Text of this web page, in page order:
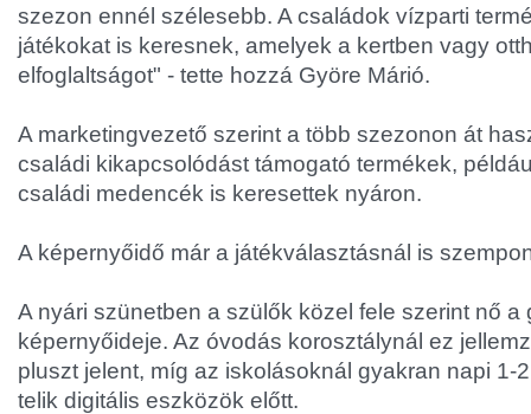
szezon ennél szélesebb. A családok vízparti
játékokat is keresnek, amelyek a kertben vagy
elfoglaltságot" - tette hozzá Györe Márió.
A marketingvezető szerint a több szezonon át
családi kikapcsolódást támogató termékek,
családi medencék is keresettek nyáron.
A képernyőidő már a játékválasztásnál is
A nyári szünetben a szülők közel fele szerint nő a
képernyőideje. Az óvodás korosztálynál ez
pluszt jelent, míg az iskolásoknál gyakran napi 1-
telik digitális eszközök előtt.